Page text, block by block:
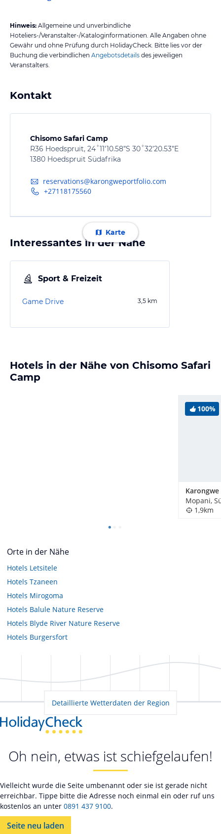
Hinweis: Allgemeine und unverbindliche
Hoteliers-/Veranstalter-/Kataloginformationen. Alle Angaben ohne
Gewähr und ohne Prüfung durch HolidayCheck. Bitte lies vor der
Buchung die verbindlichen Angebotsdetails des jeweiligen
Veranstalters.
Kontakt
Chisomo Safari Camp
R36 Hoedspruit, 24˚11’10.58”S 30˚32’20.53”E
1380 Hoedspruit Südafrika
reservations@karongweportfolio.com
+27118175560
Karte
Interessantes in der Nähe
Sport & Freizeit
Game Drive 3,5 km
Hotels in der Nähe von Chisomo Safari
Camp
100%
Mopani,
1,9km
Orte in der Nähe
Hotels Letsitele
Hotels Tzaneen
Hotels Mirogoma
Hotels Balule Nature Reserve
Hotels Blyde River Nature Reserve
Hotels Burgersfort
Detaillierte Wetterdaten der Region
Oh nein, etwas ist schiefgelaufen!
Vielleicht wurde die Seite umbenannt oder sie ist gerade nicht
erreichbar. Tippe bitte die Adresse noch einmal ein oder ruf uns
kostenlos an unter 0891 437 9100.
Seite neu laden